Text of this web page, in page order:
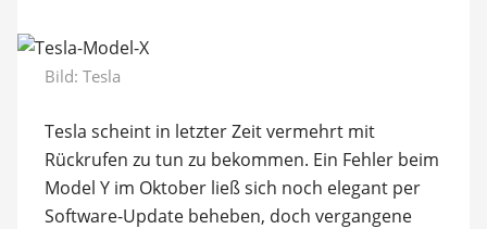
Bild: Tesla
Tesla scheint in letzter Zeit vermehrt mit
Rückrufen zu tun zu bekommen. Ein Fehler beim
Model Y im Oktober ließ sich noch elegant per
Software-Update beheben, doch vergangene